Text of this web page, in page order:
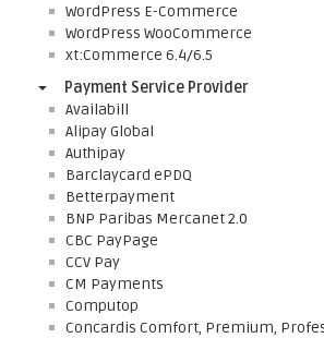
WordPress E-Commerce
WordPress WooCommerce
xt:Commerce 6.4/6.5
Payment Service Provider
Availabill
Alipay Global
Authipay
Barclaycard ePDQ
Betterpayment
BNP Paribas Mercanet 2.0
CBC PayPage
CCV Pay
CM Payments
Computop
Concardis Comfort, Premium,